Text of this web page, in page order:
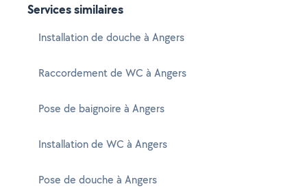
Services similaires
Installation de douche à Angers
Raccordement de WC à Angers
Pose de baignoire à Angers
Installation de WC à Angers
Pose de douche à Angers